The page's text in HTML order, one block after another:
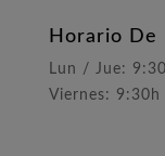
Horario De
Lun / Jue:
Viernes: 9:30h